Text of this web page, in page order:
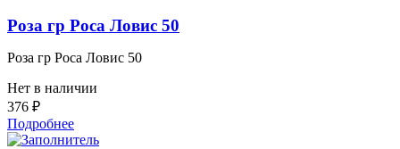
Роза гр Роса Ловис 50
Роза гр Роса Ловис 50
Нет в наличии
376 ₽
Подробнее